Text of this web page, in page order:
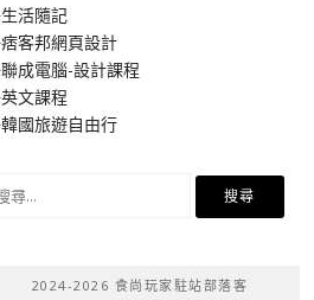
生活隨記
痞客邦網頁設計
聯成電腦-設計課程
英文課程
韓國旅遊自由行
2024-2026 食尚玩家駐站部落客